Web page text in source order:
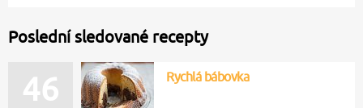
Poslední sledované recepty
46 Rychlá bábovka